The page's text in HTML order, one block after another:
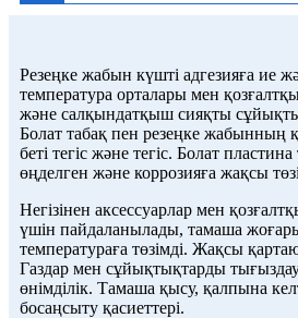
Резеңке жабын күшті адгезияға ие
температура орталары мен
және салқындатқыш сияқты
Болат табақ пен резеңке жабынның
беті тегіс және тегіс. Болат
өңделген және коррозияға жақсы
Негізінен аксессуарлар мен
үшін пайдаланылады, тамаша
температураға төзімді. Жақсы
Газдар мен сұйықтықтарды
өнімділік. Тамаша қысу, қалпына
босаңсыту қасиеттері.